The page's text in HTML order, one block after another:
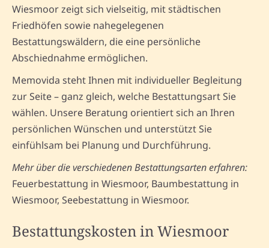
Wiesmoor zeigt sich vielseitig, mit städtischen
Friedhöfen sowie nahegelegenen
Bestattungswäldern, die eine persönliche
Abschiednahme ermöglichen.
Memovida steht Ihnen mit individueller Begleitung
zur Seite – ganz gleich, welche Bestattungsart Sie
wählen. Unsere Beratung orientiert sich an Ihren
persönlichen Wünschen und unterstützt Sie
einfühlsam bei Planung und Durchführung.
Mehr über die verschiedenen Bestattungsarten erfahren:
Feuerbestattung in Wiesmoor, Baumbestattung in
Wiesmoor, Seebestattung in Wiesmoor.
Bestattungskosten in Wiesmoor